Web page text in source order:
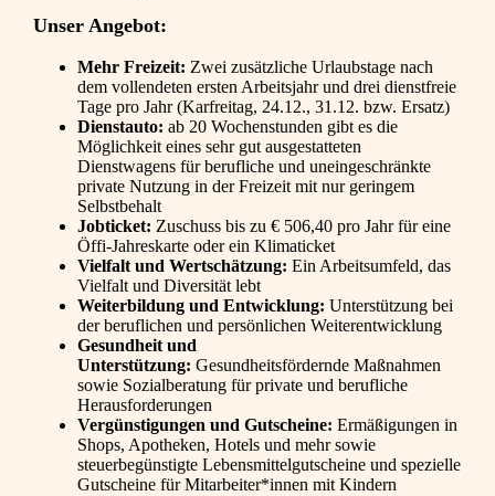
Unser Angebot:
Mehr Freizeit: Zwei zusätzliche Urlaubstage nach
dem vollendeten ersten Arbeitsjahr und drei dienstfreie
Tage pro Jahr (Karfreitag, 24.12., 31.12. bzw. Ersatz)
Dienstauto: ab 20 Wochenstunden gibt es die
Möglichkeit eines sehr gut ausgestatteten
Dienstwagens für berufliche und uneingeschränkte
private Nutzung in der Freizeit mit nur geringem
Selbstbehalt
Jobticket: Zuschuss bis zu € 506,40 pro Jahr für eine
Öffi-Jahreskarte oder ein Klimaticket
Vielfalt und Wertschätzung: Ein Arbeitsumfeld, das
Vielfalt und Diversität lebt
Weiterbildung und Entwicklung: Unterstützung bei
der beruflichen und persönlichen Weiterentwicklung
Gesundheit und
Unterstützung: Gesundheitsfördernde Maßnahmen
sowie Sozialberatung für private und berufliche
Herausforderungen
Vergünstigungen und Gutscheine: Ermäßigungen in
Shops, Apotheken, Hotels und mehr sowie
steuerbegünstigte Lebensmittelgutscheine und spezielle
Gutscheine für Mitarbeiter*innen mit Kindern